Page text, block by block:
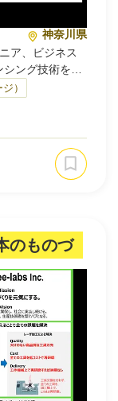
神奈川県
ア、ビジネス
ング技術を活
医療Techベン
とに実用的な
持って、わた
、医療の未来
を変える。」
）
のものづ